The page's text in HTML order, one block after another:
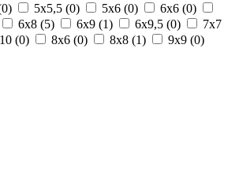
0) 5х5,5 (0) 5х6 (0) 6х6 (0)
6х8 (5) 6х9 (1) 6х9,5 (0)
7х7
(0) 8х6 (0) 8х8 (1) 9х9 (0)